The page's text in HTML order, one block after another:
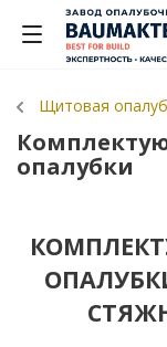
Щитовая
опалубки